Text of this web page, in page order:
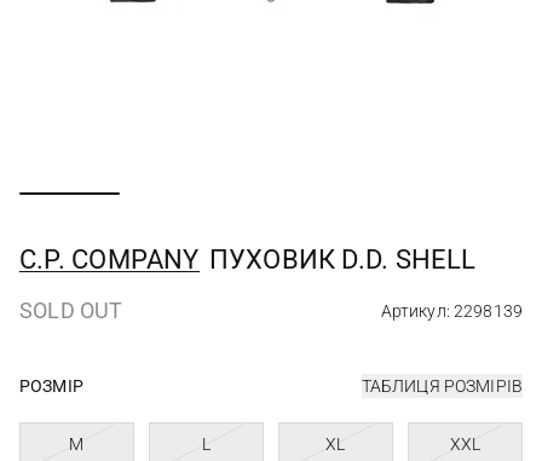
C.P. COMPANY ПУХОВИК D.D. SHELL
SOLD OUT Артикул: 2298139
РОЗМІР ТАБЛИЦЯ РОЗМІРІВ
M L XL XXL